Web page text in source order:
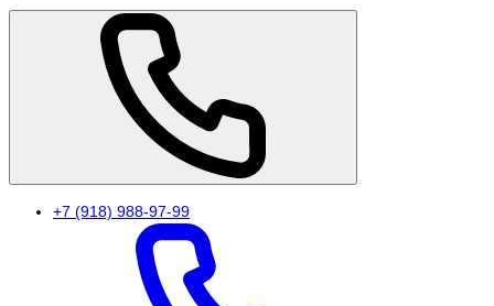
+7 (918) 988-97-99